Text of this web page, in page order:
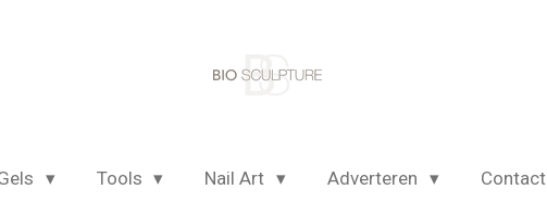
Tools Nail Art Adverteren Contact